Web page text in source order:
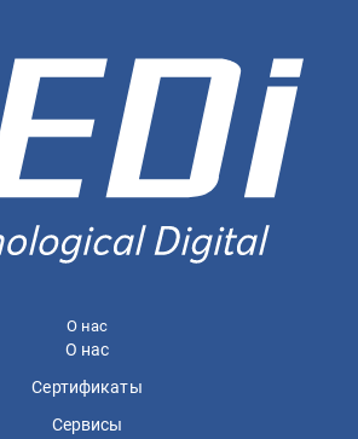
О нас
О нас
Сертификаты
Сервисы